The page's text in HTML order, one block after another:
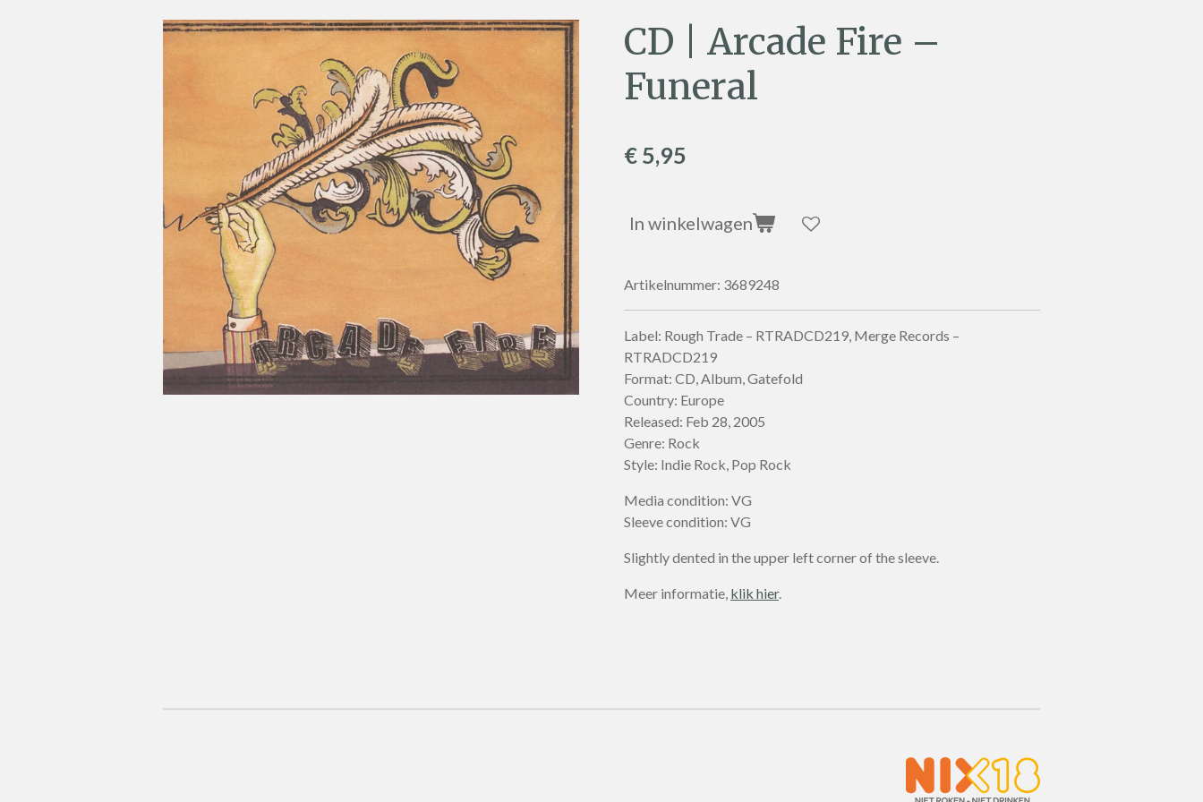
CD | Arcade Fire –
Funeral
€ 5,95
In winkelwagen
Artikelnummer: 3689248
Label: Rough Trade – RTRADCD219, Merge Records –
RTRADCD219
Format: CD, Album, Gatefold
Country: Europe
Released: Feb 28, 2005
Genre: Rock
Style: Indie Rock, Pop Rock
Media condition: VG
Sleeve condition: VG
Slightly dented in the upper left corner of the sleeve.
Meer informatie, klik hier.